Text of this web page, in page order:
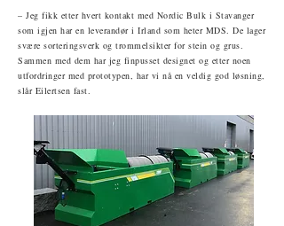
– Jeg fikk etter hvert kontakt med Nordic Bulk i Stavanger
som igjen har en leverandør i Irland som heter MDS. De lager
svære sorteringsverk og trommelsikter for stein og grus.
Sammen med dem har jeg finpusset designet og etter noen
utfordringer med prototypen, har vi nå en veldig god løsning,
slår Eilertsen fast.